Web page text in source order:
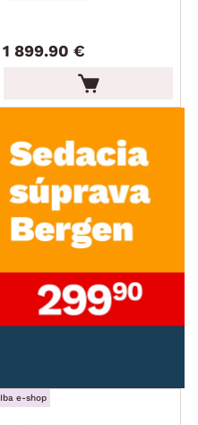
1 899.90 €
Iba e-shop